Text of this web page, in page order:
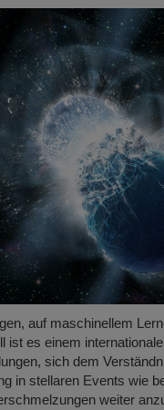
auf maschinellem
ist es einem
sich dem
in stellaren Events wie
weiter